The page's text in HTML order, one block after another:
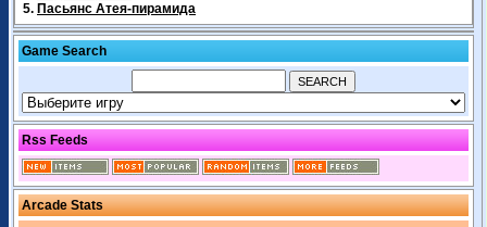
5. Пасьянс Атея-пирамида
Game Search
Rss Feeds
Arcade Stats